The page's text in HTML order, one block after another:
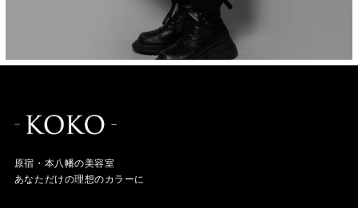
原宿・本八幡の美容室
あなただけの理想のカラーに